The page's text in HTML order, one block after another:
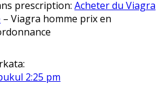
prescription: Acheter du Viagra
– Viagra homme prix en
2:25 pm